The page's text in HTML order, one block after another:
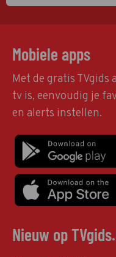
Mobiele apps
Met de gratis TVgids
tv is, eenvoudig je
en alerts instellen.
Nieuw op